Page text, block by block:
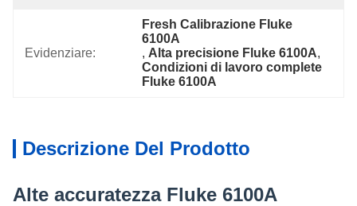
Evidenziare:
Fresh Calibrazione Fluke
6100A
, Alta precisione Fluke 6100A,
Condizioni di lavoro complete
Fluke 6100A
Descrizione Del Prodotto
Alte accuratezza Fluke 6100A